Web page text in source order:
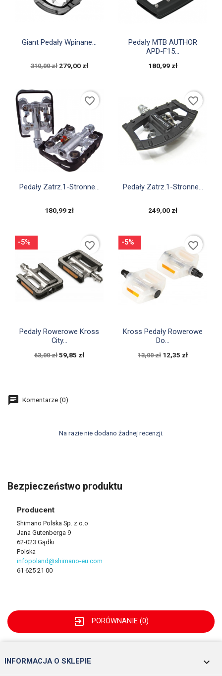
 Szybki podgląd
Giant Pedały Wpinane...
310,00 zł 279,00 zł
Szybki podgląd
Pedały MTB AUTHOR
APD-F15...
180,99 zł
Szybki podgląd
Pedały Zatrz.1-Stronne...
180,99 zł
favorite_border
Szybki podgląd
Pedały Zatrz.1-Stronne...
249,00 zł
favorite_border
Szybki podgląd
Pedały Rowerowe Kross
City...
63,00 zł 59,85 zł
-5% favorite_border
 Szybki podgląd
Kross Pedały Rowerowe
Do...
13,00 zł 12,35 zł
-5% favorite_border
Komentarze (0)
Na razie nie dodano żadnej recenzji.
Bezpieczeństwo produktu
Producent
Shimano Polska Sp. z o.o
Jana Gutenberga 9
62-023 Gądki
Polska
infopoland@shimano-eu.com
61 625 21 00
exit_to_app PORÓWNANIE (0)
INFORMACJA O SKLEPIE keyboard_arrow_down